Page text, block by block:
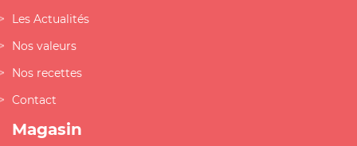
Les Actualités
Nos valeurs
Nos recettes
Contact
Magasin